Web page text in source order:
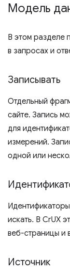
Модель
В этом разделе
в запросах и
Записывать
Отдельный
сайте. Запись
для
измерений.
одной или
искать. В CrUX
веб-страницы и
Источник